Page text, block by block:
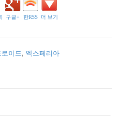
구글+ 한RSS 더 보기
이드, 엑스페리아